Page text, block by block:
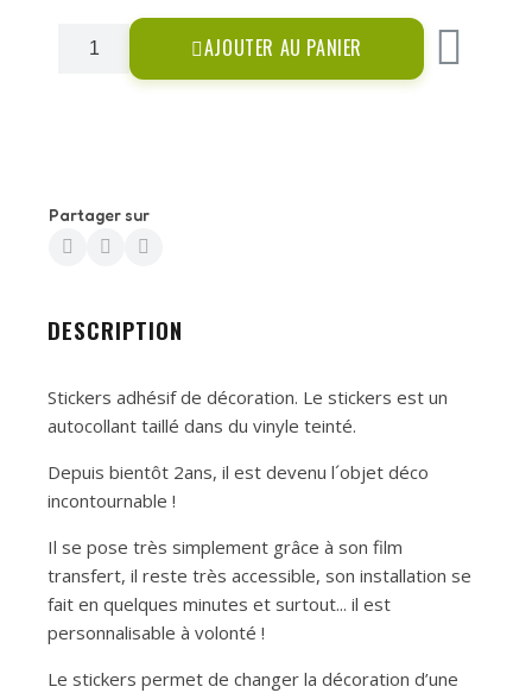
AJOUTER AU PANIER
Partager sur
DESCRIPTION
Stickers adhésif de décoration. Le stickers est un
autocollant taillé dans du vinyle teinté.
Depuis bientôt 2ans, il est devenu l´objet déco
incontournable !
Il se pose très simplement grâce à son film
transfert, il reste très accessible, son installation se
fait en quelques minutes et surtout... il est
personnalisable à volonté !
Le stickers permet de changer la décoration d’une